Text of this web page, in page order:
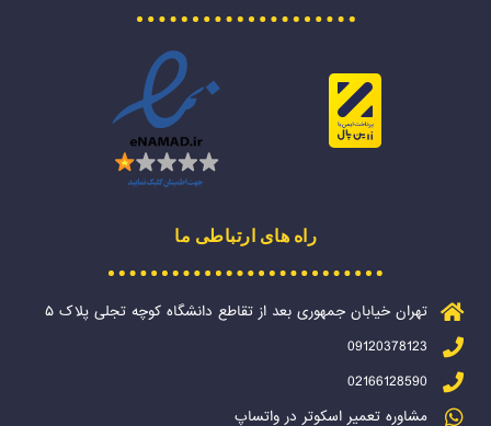
راه های ارتباطی ما
تهران خیابان جمهوری بعد از تقاطع دانشگاه کوچه تجلی پلاک ۵
09120378123
02166128590
مشاوره تعمیر اسکوتر در واتساپ